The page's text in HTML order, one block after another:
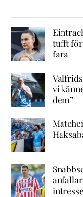
tufft för
fara
vi
dem”